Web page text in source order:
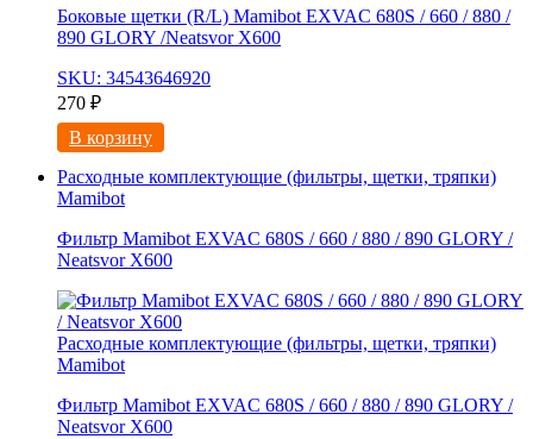
Боковые щетки (R/L) Mamibot EXVAC 680S / 660 / 880 /
890 GLORY /Neatsvor X600
SKU: 34543646920
270 ₽
В корзину
Расходные комплектующие (фильтры, щетки, тряпки)
Mamibot
Фильтр Mamibot EXVAC 680S / 660 / 880 / 890 GLORY /
Neatsvor X600
Расходные комплектующие (фильтры, щетки, тряпки)
Mamibot
Фильтр Mamibot EXVAC 680S / 660 / 880 / 890 GLORY /
Neatsvor X600